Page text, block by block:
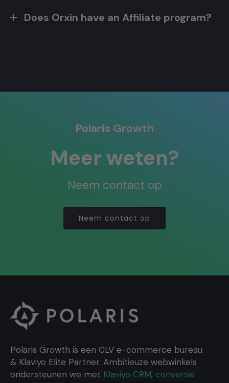
Does Orxin have an Affiliate program?
Polaris Growth
Meer weten?
Neem contact op
Neem contact op
Polaris Growth is een CLV e-commerce bureau
& Klaviyo Elite Partner. Ambitieuze webwinkels
ondersteunen we met Klaviyo CRM, conversie